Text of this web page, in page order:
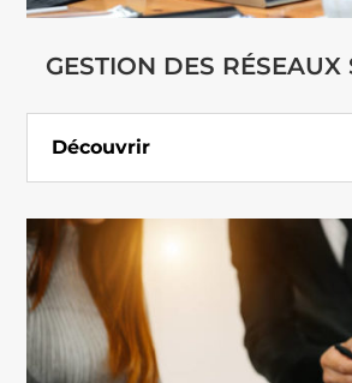
GESTION DES RÉSEAUX
Découvrir